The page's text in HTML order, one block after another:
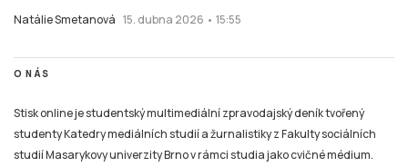
Natálie Smetanová 15. dubna 2026 • 15:55
O NÁS
Stisk online je studentský multimediální zpravodajský deník tvořený
studenty Katedry mediálních studií a žurnalistiky z Fakulty sociálních
studií Masarykovy univerzity Brno v rámci studia jako cvičné médium.